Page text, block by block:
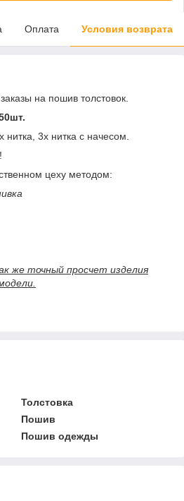
Оплата Условия возврата
на пошив толстовок.
нитка, 3х нитка с начесом.
цеху методом:
же точный просчет изделия
Толстовка
Пошив
Пошив одежды